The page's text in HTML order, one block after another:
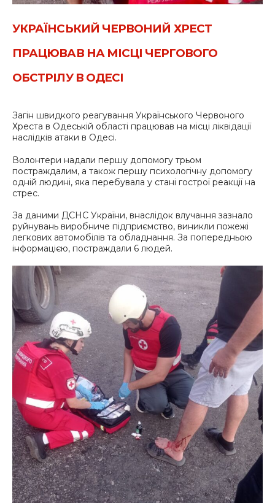
УКРАЇНСЬКИЙ ЧЕРВОНИЙ ХРЕСТ
ПРАЦЮВАВ НА МІСЦІ ЧЕРГОВОГО
ОБСТРІЛУ В ОДЕСІ
Загін швидкого реагування Українського Червоного
Хреста в Одеській області працював на місці ліквідації
наслідків атаки в Одесі.
Волонтери надали першу допомогу трьом
постраждалим, а також першу психологічну допомогу
одній людині, яка перебувала у стані гострої реакції на
стрес.
За даними ДСНС України, внаслідок влучання зазнало
руйнувань виробниче підприємство, виникли пожежі
легкових автомобілів та обладнання. За попередньою
інформацією, постраждали 6 людей.